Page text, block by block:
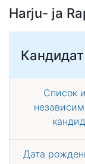
Harju- ja
Список
Дата